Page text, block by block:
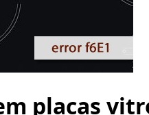
placas